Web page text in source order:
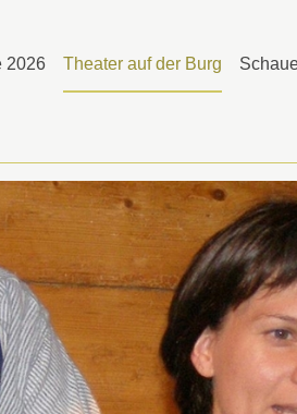
2026 Theater auf der Burg